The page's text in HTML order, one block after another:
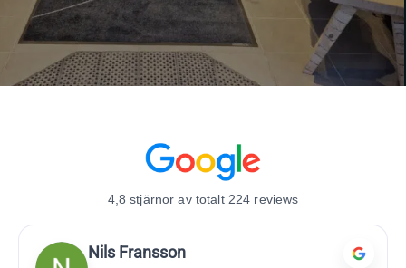
4,8 stjärnor av totalt 224 reviews
Nils Fransson